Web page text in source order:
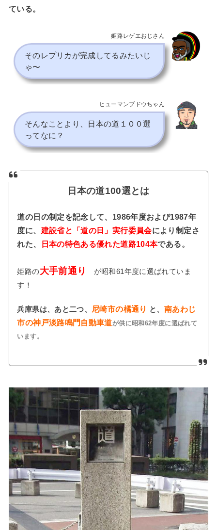
ている。
姫路レゲエおじさん
そのレプリカが完成してるみたいじ
ゃ〜
ヒューマンブドウちゃん
そんなことより、日本の道１００選
ってなに？
日本の道100選とは
道の日 の制定を記念して、 1986年度および1987年
度に、 建設省と「道の日」実行委員会により制定さ
れた、
日本の特色ある優れた道路104本である。
姫路の大手前通り
が昭和61年度に選ばれていま
す！
兵庫県は、あと二つ、 尼崎市の橘通り と、 南あわじ
市の神戸淡路鳴門自動車道が供に昭和62年度に選ばれて
います。